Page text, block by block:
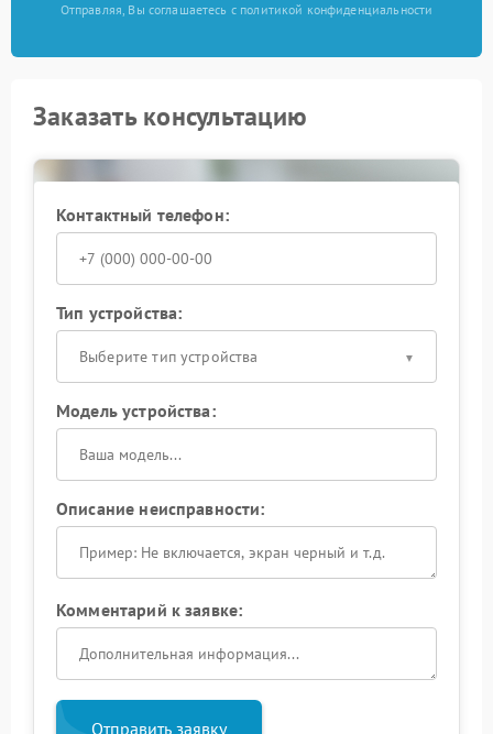
Отправляя, Вы соглашаетесь с политикой конфиденциальности
Заказать консультацию
Контактный телефон:
Тип устройства:
Выберите тип устройства
Модель устройства:
Описание неисправности:
Комментарий к заявке:
Отправить заявку